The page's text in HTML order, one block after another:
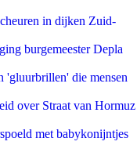
in dijken Zuid-
burgemeester Depla
die mensen
over Straat van Hormuz
met babykonijntjes